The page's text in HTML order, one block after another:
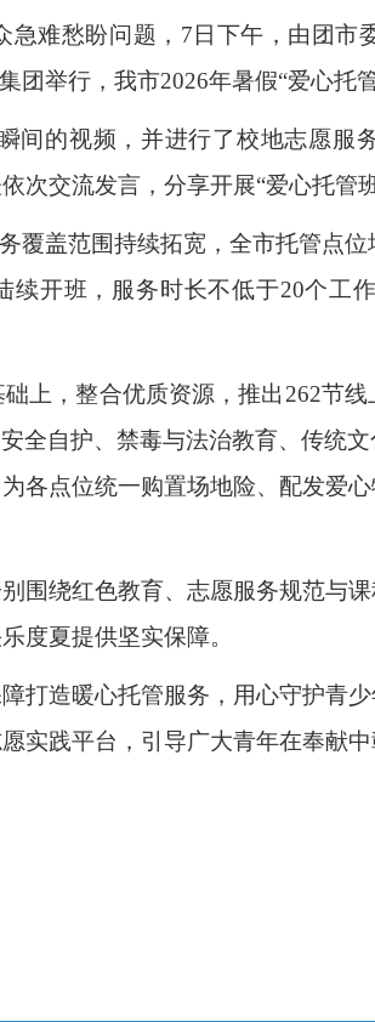
难愁盼问题，7日下午，由团市
举行，我市2026年暑假“爱心托
间的视频，并进行了校地志愿服
次交流发言，分享开展“爱心托管
覆盖范围持续拓宽，全市托管点
开班，服务时长不低于20个工
上，整合优质资源，推出262节
全自护、禁毒与法治教育、传统
各点位统一购置场地险、配发爱
围绕红色教育、志愿服务规范与
度夏提供坚实保障。
打造暖心托管服务，用心守护青
实践平台，引导广大青年在奉献